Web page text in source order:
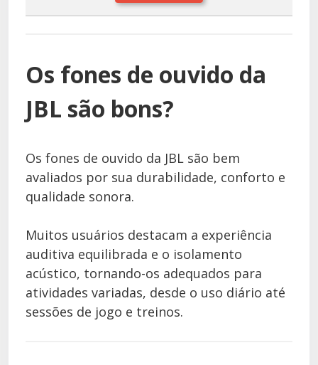
Os fones de ouvido da
JBL são bons?
Os fones de ouvido da JBL são bem
avaliados por sua durabilidade, conforto e
qualidade sonora.
Muitos usuários destacam a experiência
auditiva equilibrada e o isolamento
acústico, tornando-os adequados para
atividades variadas, desde o uso diário até
sessões de jogo e treinos.